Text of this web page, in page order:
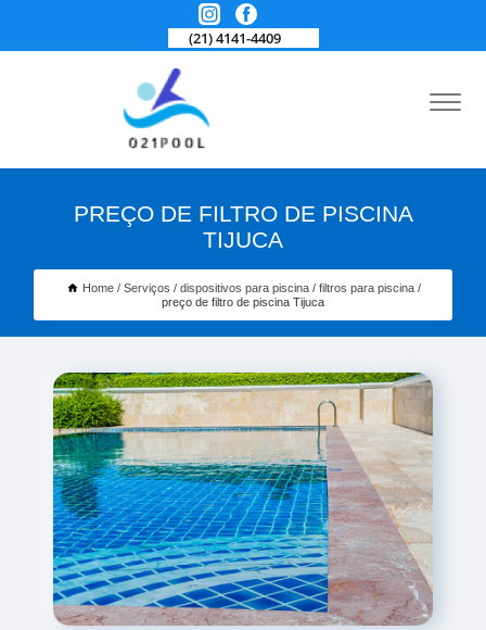
(21) 4141-4409
PREÇO DE FILTRO DE PISCINA
TIJUCA
Home Serviços dispositivos para piscina
filtros para piscina
preço de filtro de piscina Tijuca